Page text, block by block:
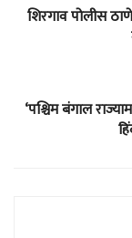
शिरगाव पोलीस
‘पश्चिम बंगाल